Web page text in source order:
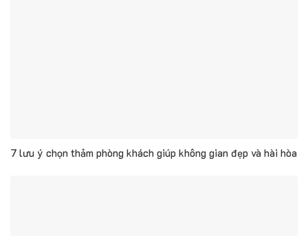
7 lưu ý chọn thảm phòng khách giúp không gian đẹp và hài hòa